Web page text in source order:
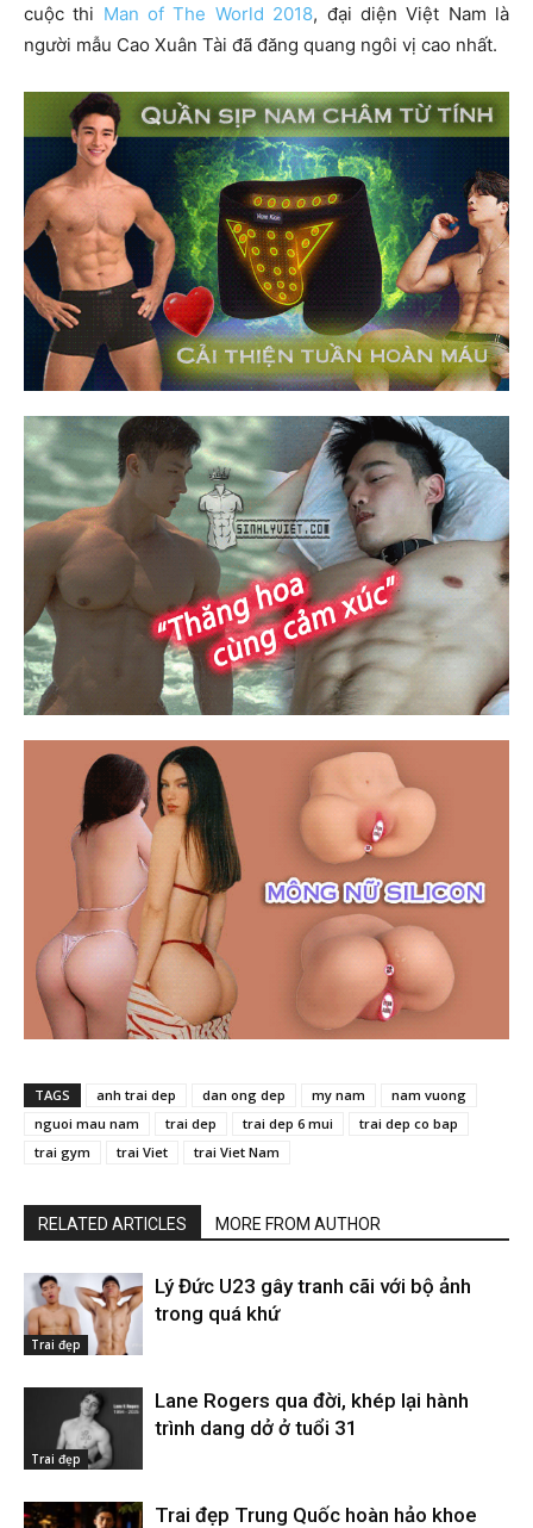
cuộc thi Man of The World 2018, đại diện Việt Nam là
người mẫu Cao Xuân Tài đã đăng quang ngôi vị cao nhất.
TAGS anh trai dep dan ong dep my nam
nam vuong
nguoi mau nam
trai dep trai dep 6 mui
trai dep co bap
trai gym
trai Viet trai Viet Nam
RELATED ARTICLES MORE FROM AUTHOR
Trai đẹp
Lý Đức U23 gây tranh cãi với bộ ảnh
trong quá khứ
Trai đẹp
Lane Rogers qua đời, khép lại hành
trình dang dở ở tuổi 31
Trai đẹp Trung Quốc hoàn hảo khoe